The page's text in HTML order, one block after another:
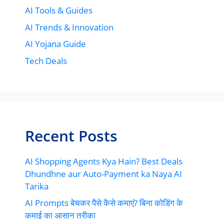
AI Tools & Guides
AI Trends & Innovation
AI Yojana Guide
Tech Deals
Recent Posts
AI Shopping Agents Kya Hain? Best Deals
Dhundhne aur Auto-Payment ka Naya AI
Tarika
AI Prompts बेचकर पैसे कैसे कमाएं? बिना कोडिंग के
कमाई का आसान तरीका